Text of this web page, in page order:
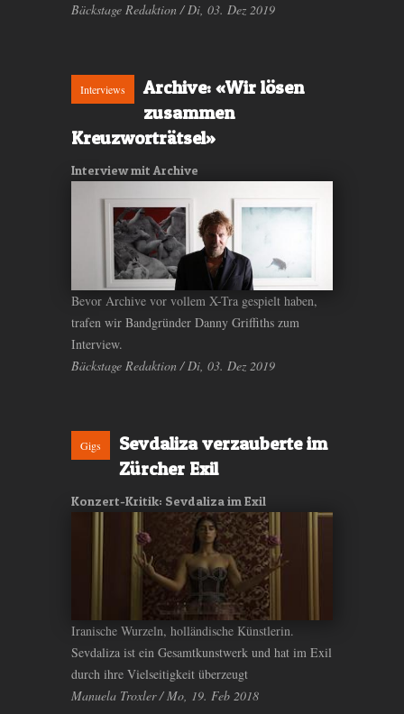
Bäckstage Redaktion / Di, 03. Dez 2019
Interviews
Archive: «Wir lösen
zusammen
Kreuzworträtsel»
Interview mit Archive
Bevor Archive vor vollem X-Tra gespielt haben,
trafen wir Bandgründer Danny Griffiths zum
Interview.
Bäckstage Redaktion / Di, 03. Dez 2019
Gigs
Sevdaliza verzauberte im
Zürcher Exil
Konzert-Kritik: Sevdaliza im Exil
Iranische Wurzeln, holländische Künstlerin.
Sevdaliza ist ein Gesamtkunstwerk und hat im Exil
durch ihre Vielseitigkeit überzeugt
Manuela Troxler / Mo, 19. Feb 2018